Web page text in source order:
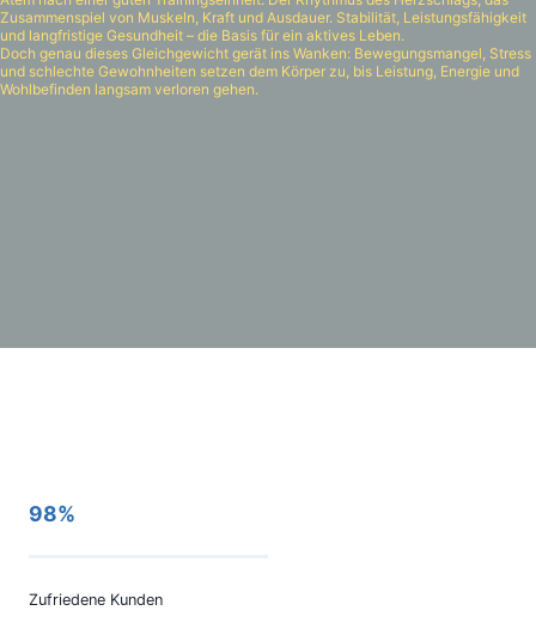
Zusammenspiel von Muskeln, Kraft und Ausdauer. Stabilität, Leistungsfähigkeit
und langfristige Gesundheit – die Basis für ein aktives Leben.
Doch genau dieses Gleichgewicht gerät ins Wanken: Bewegungsmangel, Stress
und schlechte Gewohnheiten setzen dem Körper zu, bis Leistung, Energie und
Wohlbefinden langsam verloren gehen.
98%
Zufriedene Kunden